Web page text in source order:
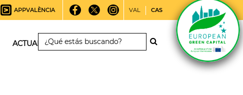
APPVALÈNCIA VAL CAS
ACTUALIDAD